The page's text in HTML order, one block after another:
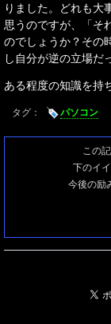
りました。どれも大
思うのですが、「そ
のでしょうか？その
し自分が逆の立場だ
ある程度の知識を持
タグ： パソコン
この
下のイ
今後の励